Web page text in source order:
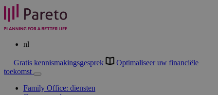
nl
Gratis kennismakingsgesprek
Optimaliseer uw financiële
toekomst
Family Office: diensten